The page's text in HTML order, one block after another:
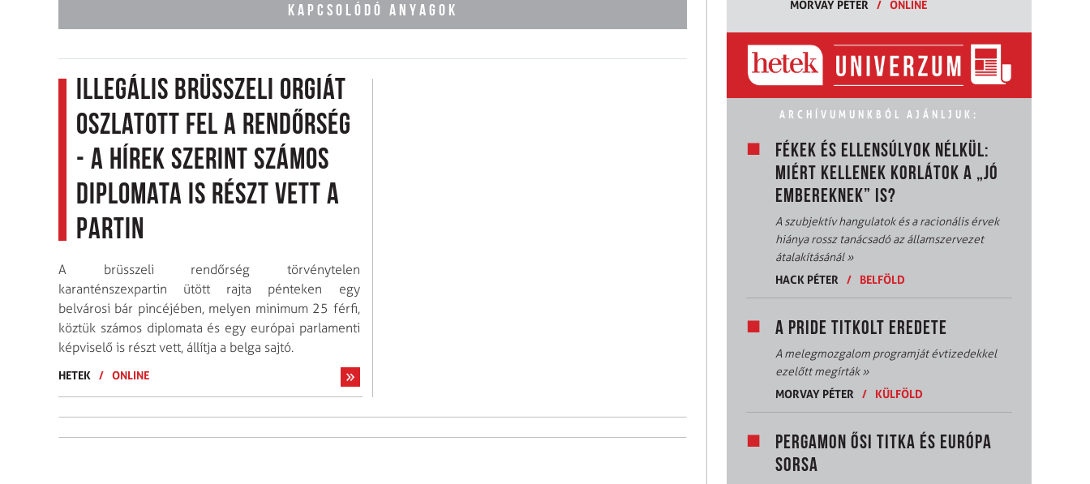
KAPCSOLÓDÓ ANYAGOK
Illegális brüsszeli orgiát
oszlatott fel a rendőrség
- a hírek szerint számos
diplomata is részt vett a
partin
A brüsszeli rendőrség törvénytelen
karanténszexpartin ütött rajta pénteken egy
belvárosi bár pincéjében, melyen minimum 25 férfi,
köztük számos diplomata és egy európai parlamenti
képviselő is részt vett, állítja a belga sajtó.
HETEK / ONLINE
MORVAY PÉTER / ONLINE
ARCHÍVUMUNKBÓL AJÁNLJUK:
FÉKEK ÉS ELLENSÚLYOK NÉLKÜL:
MIÉRT KELLENEK KORLÁTOK A „JÓ
EMBEREKNEK” IS?
A szubjektív hangulatok és a racionális érvek
hiánya rossz tanácsadó az államszervezet
átalakításánál»
HACK PÉTER
/ BELFÖLD
A PRIDE TITKOLT EREDETE
A melegmozgalom programját évtizedekkel
ezelőtt megírták»
MORVAY PÉTER
/ KÜLFÖLD
PERGAMON ŐSI TITKA ÉS EURÓPA
SORSA